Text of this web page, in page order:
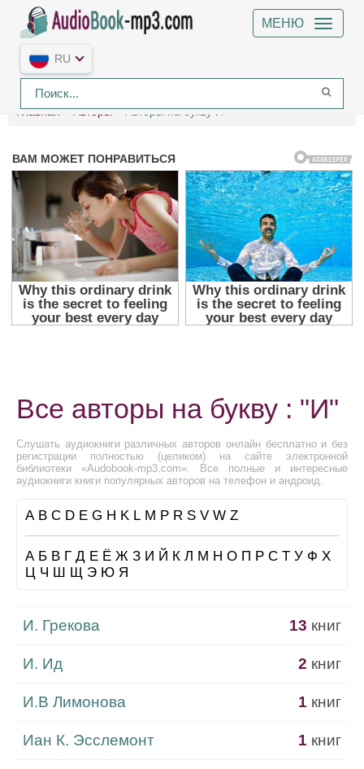
МЕНЮ
RU
Главная Авторы Авторы на букву И
Все авторы на букву : "И"
Слушать аудиокниги различных авторов онлайн бесплатно и без
регистрации полностью (целиком) на сайте электронной
библиотеки «Audobook-mp3.com». Все полные и интересные
аудиокниги книги популярных авторов на телефон и андроид.
A B C D E G H K L M P R S V W Z
А Б В Г Д Е Ё Ж З И Й К Л М Н О П Р С Т У Ф Х
Ц Ч Ш Щ Э Ю Я
И. Грекова 13 книг
И. Ид 2 книг
И.В Лимонова 1 книг
Иан К. Эсслемонт 1 книг